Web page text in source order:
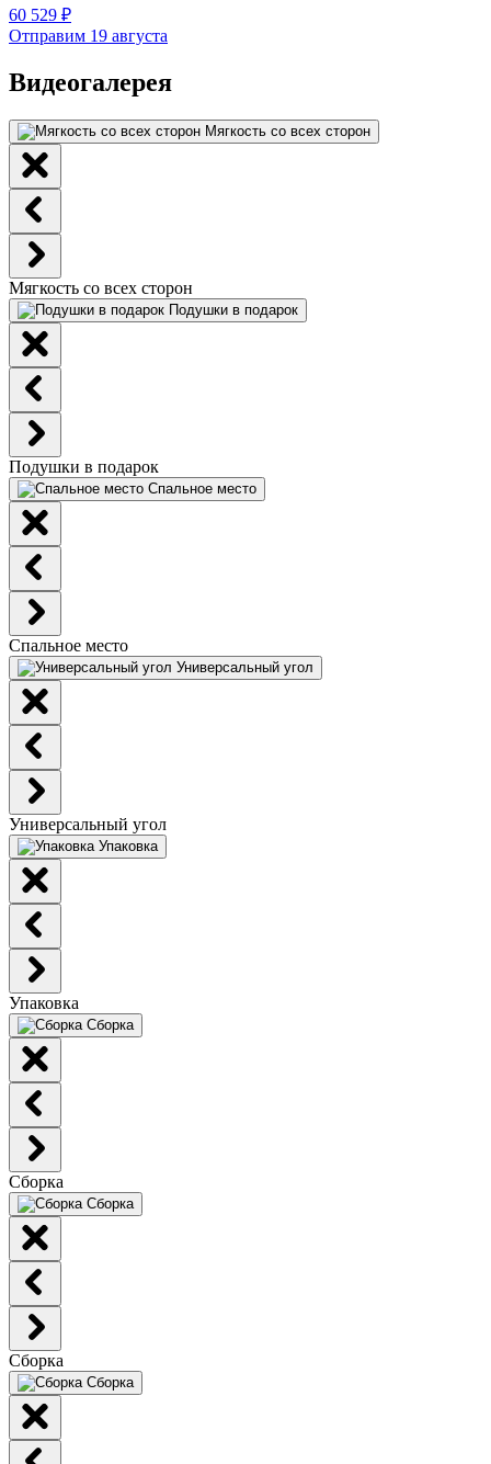
60 529 ₽
Отправим 19 августа
Видеогалерея
Мягкость со всех сторон
Мягкость со всех сторон
Подушки в подарок
Подушки в подарок
Спальное место
Спальное место
Универсальный угол
Универсальный угол
Упаковка
Упаковка
Сборка
Сборка
Сборка
Сборка
Сборка